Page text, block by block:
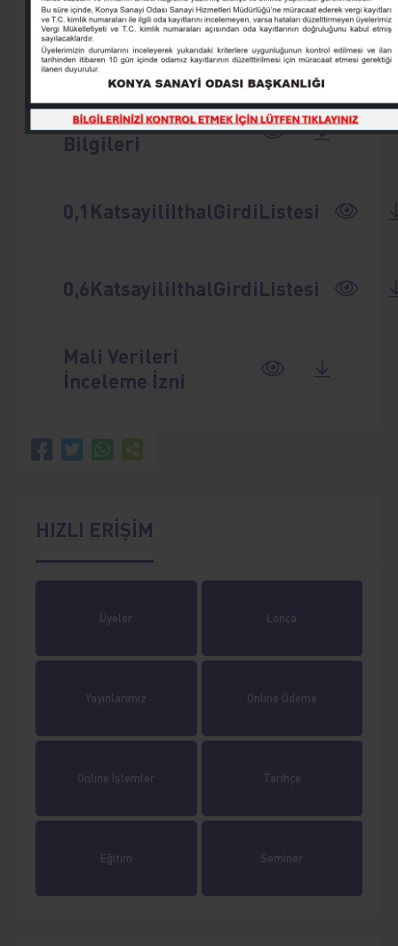
HIZLI ERİŞİM
Üyeler Lonca
Yayınlarımız Online Ödeme
Online İşlemler Tarihçe
Eğitim Seminer
İlgili Kişi
Yetkilendirme
Taahhütnamesi
TOBB Banka Hesap
Bilgileri
0,1KatsayiliIthalGirdiListesi
0,6KatsayiliIthalGirdiListesi
Mali Verileri
İnceleme İzni